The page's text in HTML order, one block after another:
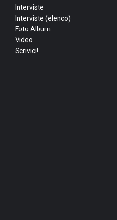
Interviste
Interviste (elenco)
Foto Album
Video
Scrivici!